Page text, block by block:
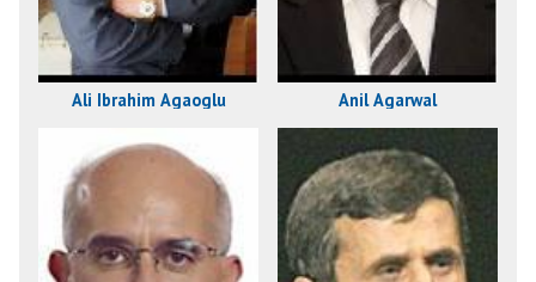
Ali Ibrahim Agaoglu Anil Agarwal